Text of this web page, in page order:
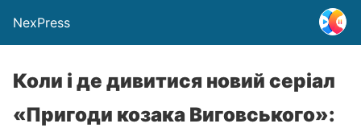
NexPress
Коли і де дивитися новий серіал
«Пригоди козака Виговського»: